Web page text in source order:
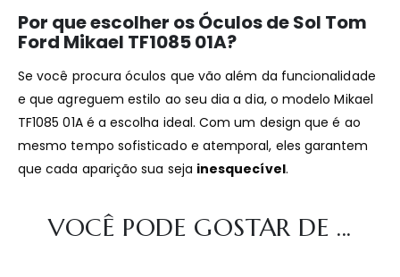
Por que escolher os Óculos de Sol Tom
Ford Mikael TF1085 01A?
Se você procura óculos que vão além da funcionalidade
e que agreguem estilo ao seu dia a dia, o modelo Mikael
TF1085 01A é a escolha ideal. Com um design que é ao
mesmo tempo sofisticado e atemporal, eles garantem
que cada aparição sua seja inesquecível.
VOCÊ PODE GOSTAR DE ...